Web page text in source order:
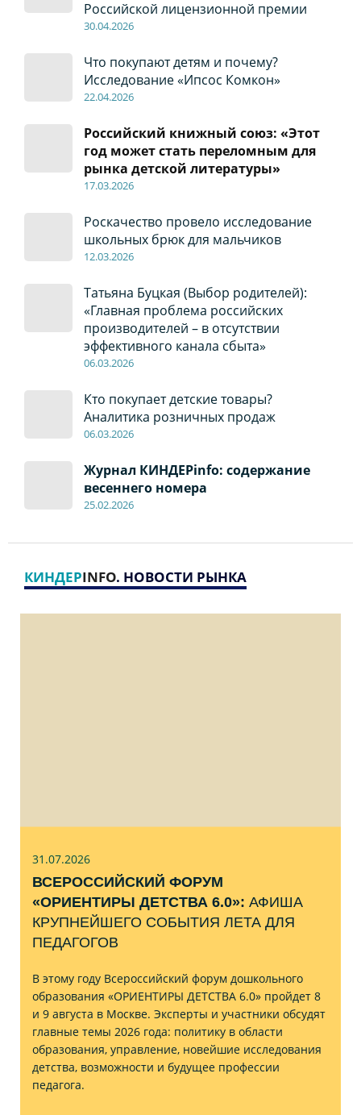
Российской лицензионной премии
30.04.2026
Что покупают детям и почему?
Исследование «Ипсос Комкон»
22.04.2026
Российский книжный союз: «Этот
год может стать переломным для
рынка детской литературы»
17.03.2026
Роскачество провело исследование
школьных брюк для мальчиков
12.03.2026
Татьяна Буцкая (Выбор родителей):
«Главная проблема российских
производителей – в отсутствии
эффективного канала сбыта»
06.03.2026
Кто покупает детские товары?
Аналитика розничных продаж
06.03.2026
Журнал КИНДЕРinfo: содержание
весеннего номера
25.02.2026
КИНДЕРINFO. НОВОСТИ РЫНКА
31.07.2026
ВСЕРОССИЙСКИЙ ФОРУМ
«ОРИЕНТИРЫ ДЕТСТВА 6.0»: АФИША
КРУПНЕЙШЕГО СОБЫТИЯ ЛЕТА ДЛЯ
ПЕДАГОГОВ
В этому году Всероссийский форум дошкольного
образования «ОРИЕНТИРЫ ДЕТСТВА 6.0» пройдет 8
и 9 августа в Москве. Эксперты и участники обсудят
главные темы 2026 года: политику в области
образования, управление, новейшие исследования
детства, возможности и будущее профессии
педагога.